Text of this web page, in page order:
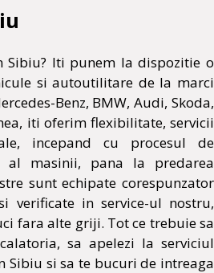
Iti punem la dispozitie o
si autoutilitare de la marci
Benz, BMW, Audi, Skoda,
iti oferim flexibilitate, servicii
incepand cu procesul de
al masinii, pana la predarea
sunt echipate corespunzator
verificate in service-ul nostru,
fara alte griji. Tot ce trebuie sa
sa apelezi la serviciul
Sibiu si sa te bucuri de intreaga